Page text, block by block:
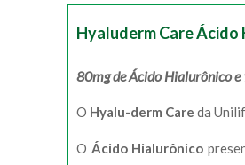
Hyaluderm Care Ácido
80mg de Ácido Hialurônico
O Hyalu-derm Care da
O Ácido Hialurônico